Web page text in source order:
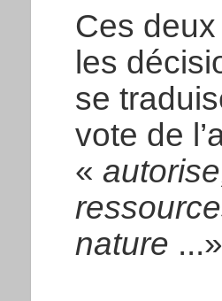
Ces
les
se
vote de
«
nature